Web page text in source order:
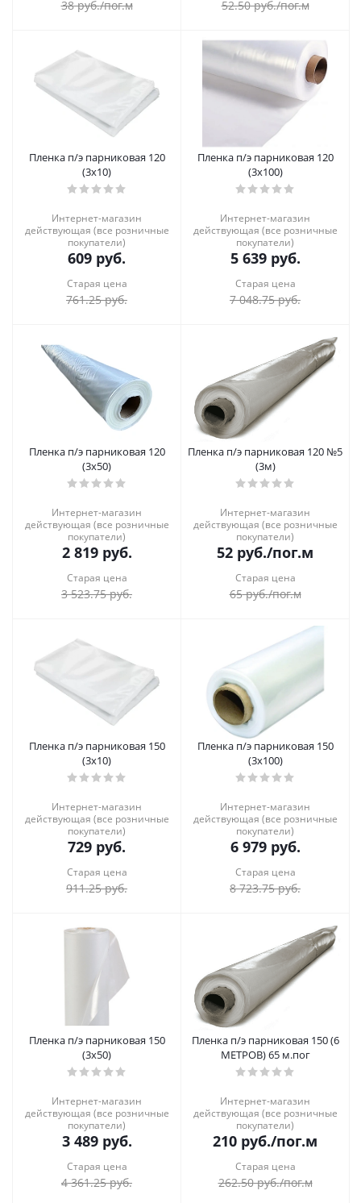
38руб./пог.м 52.50руб./пог.м
Пленка п/э парниковая 120
(3х10)
Интернет-магазин
действующая (все розничные
покупатели)
609 руб.
Старая цена
761.25руб.
Пленка п/э парниковая 120
(3х100)
Интернет-магазин
действующая (все розничные
покупатели)
5 639руб.
Старая цена
7 048.75руб.
Пленка п/э парниковая 120
(3х50)
Интернет-магазин
действующая (все розничные
покупатели)
2 819руб.
Старая цена
3 523.75руб.
Пленка п/э парниковая 120 №5
(3м)
Интернет-магазин
действующая (все розничные
покупатели)
52 руб./пог.м
Старая цена
65руб./пог.м
Пленка п/э парниковая 150
(3х10)
Интернет-магазин
действующая (все розничные
покупатели)
729 руб.
Старая цена
911.25руб.
Пленка п/э парниковая 150
(3х100)
Интернет-магазин
действующая (все розничные
покупатели)
6 979руб.
Старая цена
8 723.75руб.
Пленка п/э парниковая 150
(3х50)
Интернет-магазин
действующая (все розничные
покупатели)
3 489руб.
Старая цена
4 361.25руб.
Пленка п/э парниковая 150 (6
МЕТРОВ) 65 м.пог
Интернет-магазин
действующая (все розничные
покупатели)
210 руб./пог.м
Старая цена
262.50руб./пог.м